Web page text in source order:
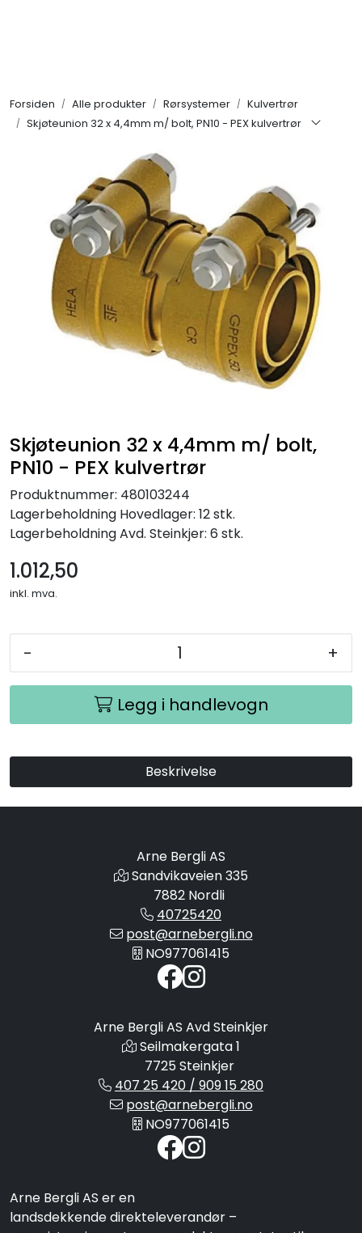
Forsiden Alle produkter Rørsystemer
Kulvertrør
Skjøteunion 32 x 4,4mm m/ bolt, PN10 - PEX kulvertrør
Skjøteunion 32 x 4,4mm m/ bolt,
PN10 - PEX kulvertrør
Produktnummer: 480103244
Lagerbeholdning Hovedlager: 12 stk.
LagerbeholdningAvd. Steinkjer: 6 stk.
1.012,50
inkl. mva.
- +
Legg i handlevogn
Beskrivelse
Arne Bergli AS
Sandvikaveien 335
7882 Nordli
40725420
post@arnebergli.no
NO977061415
Arne Bergli AS Avd Steinkjer
Seilmakergata 1
7725 Steinkjer
407 25 420 / 909 15 280
post@arnebergli.no
NO977061415
Arne Bergli AS er en
landsdekkende direkteleverandør –
KAMPANJER
Søk om proffkundekonto
Reservedeler
Outlet
Be om tilbud